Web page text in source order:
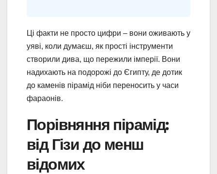
Ці факти не просто цифри – вони оживають у
уяві, коли думаєш, як прості інструменти
створили дива, що пережили імперії. Вони
надихають на подорожі до Єгипту, де дотик
до каменів пірамід ніби переносить у часи
фараонів.
Порівняння пірамід:
від Гізи до менш
відомих